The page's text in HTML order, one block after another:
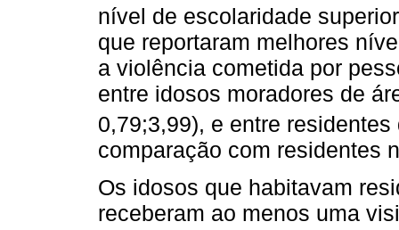
nível de escolaridade
que reportaram melhores
a violência cometida por
entre idosos moradores de
0,79;3,99), e entre
comparação com residentes
Os idosos que habitavam
receberam ao menos uma